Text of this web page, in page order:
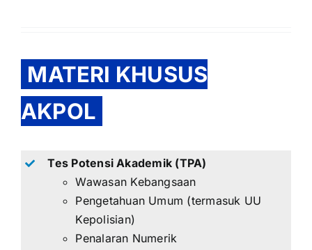
MATERI KHUSUS
AKPOL
Tes Potensi Akademik (TPA)
Wawasan Kebangsaan
Pengetahuan Umum (termasuk UU
Kepolisian)
Penalaran Numerik